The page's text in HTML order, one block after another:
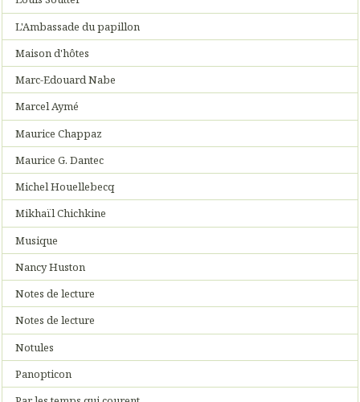
L'Ambassade du papillon
Maison d'hôtes
Marc-Edouard Nabe
Marcel Aymé
Maurice Chappaz
Maurice G. Dantec
Michel Houellebecq
Mikhaïl Chichkine
Musique
Nancy Huston
Notes de lecture
Notes de lecture
Notules
Panopticon